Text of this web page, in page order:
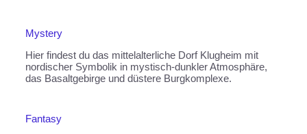
Mystery
Hier findest du das mittelalterliche Dorf Klugheim mit
nordischer Symbolik in mystisch-dunkler Atmosphäre,
das Basaltgebirge und düstere Burgkomplexe.
Fantasy